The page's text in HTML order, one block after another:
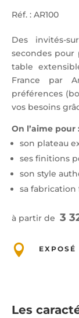
Réf. : AR100
Des invités-
secondes pour
table
France par
préférences
vos besoins
On l’aime pour :
son plateau
ses finitions
son style
sa fabrication
à partir de 3
 EXPOSÉ
Les